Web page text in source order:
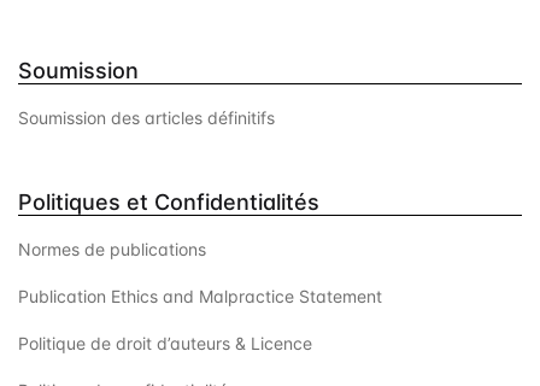
Soumission
Soumission des articles définitifs
Politiques et Confidentialités
Normes de publications
Publication Ethics and Malpractice Statement
Politique de droit d’auteurs & Licence